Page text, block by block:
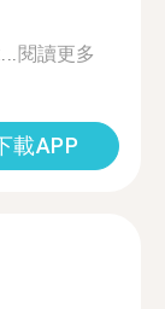
閱讀更多
載APP